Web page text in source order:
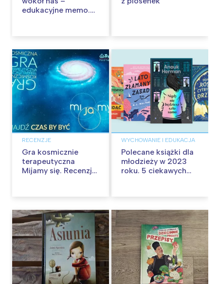
edukacyjne memo.
RECENZJE
Gra kosmicznie
terapeutyczna
Mijamy się. Recenzja
WYCHOWANIE I EDUKACJA
Polecane książki dla
młodzieży w 2023
roku. 5 ciekawych